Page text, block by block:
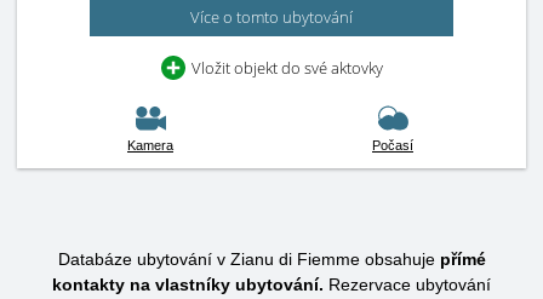
Více o tomto ubytování
Vložit objekt do své aktovky
Kamera Počasí
Databáze ubytování v Zianu di Fiemme obsahuje přímé
kontakty na vlastníky ubytování. Rezervace ubytování